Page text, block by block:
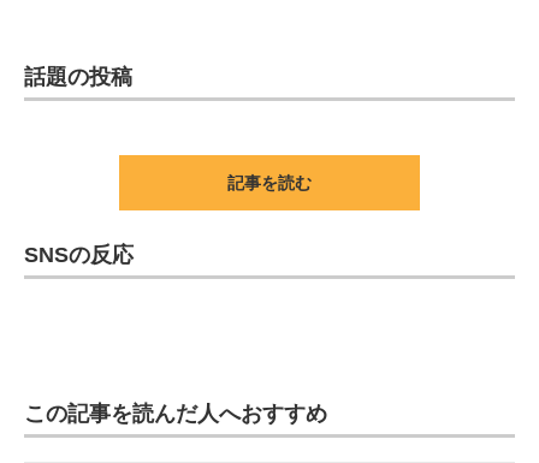
話題の投稿
記事を読む
SNSの反応
この記事を読んだ人へおすすめ